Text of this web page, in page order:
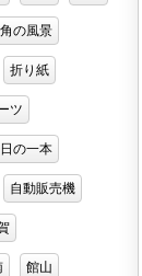
の風景
折り紙
ツ
の一本
自動販売機
館山